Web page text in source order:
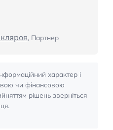
, Партнер
характер і
чи фінансовою
рішень зверніться